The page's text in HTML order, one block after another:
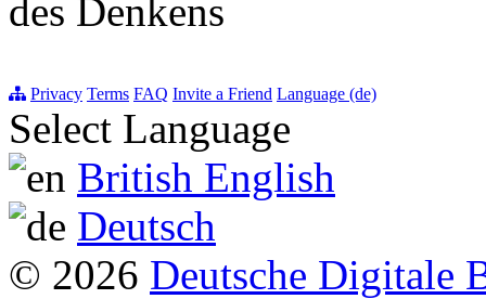
des Denkens
Privacy Terms FAQ Invite a Friend Language (de)
Select Language
British English
Deutsch
© 2026 Deutsche Digitale